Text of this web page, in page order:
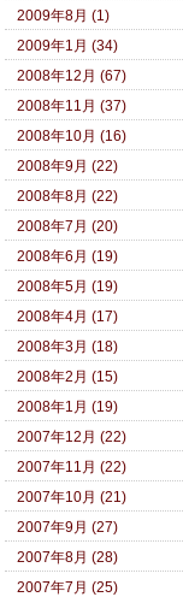
2009年8月 (1)
2009年1月 (34)
2008年12月 (67)
2008年11月 (37)
2008年10月 (16)
2008年9月 (22)
2008年8月 (22)
2008年7月 (20)
2008年6月 (19)
2008年5月 (19)
2008年4月 (17)
2008年3月 (18)
2008年2月 (15)
2008年1月 (19)
2007年12月 (22)
2007年11月 (22)
2007年10月 (21)
2007年9月 (27)
2007年8月 (28)
2007年7月 (25)